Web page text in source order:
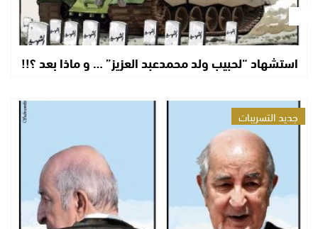
استشهاد “لحبيب ولد محمدعبد العزيز” … و ماذا بعد ؟!!
جديد التسريبات